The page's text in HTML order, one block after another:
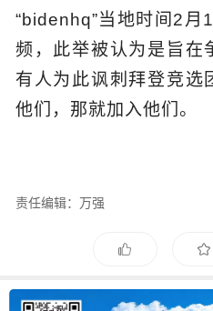
“bidenhq”当地时间2月
频，此举被认为是旨在
有人为此讽刺拜登竞选
他们，那就加入他们。
责任编辑：万强